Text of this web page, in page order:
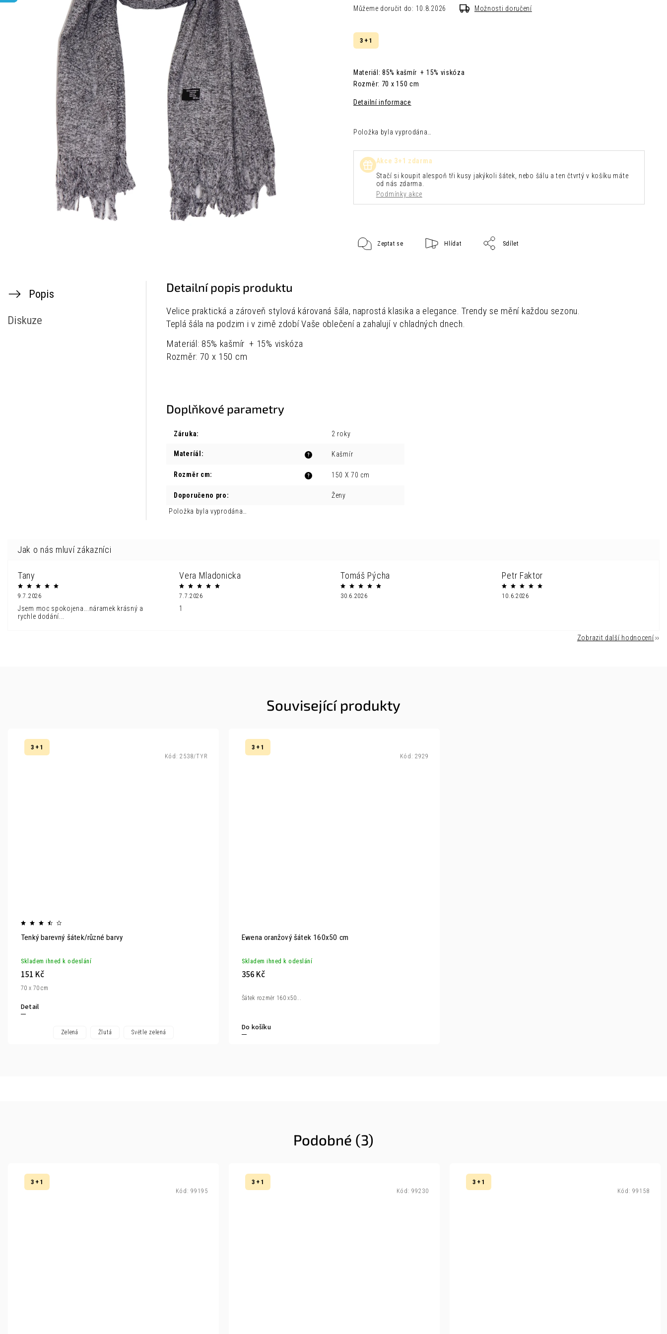
3 + 1
Materiál: 85% kašmír + 15% viskóza
Rozměr: 70 x 150 cm
Detailní informace
Položka byla vyprodána…
Můžeme doručit do: 10.8.2026 Možnosti doručení
Akce 3+1 zdarma
Stačí si koupit alespoň tři kusy jakýkoli šátek, nebo šálu a ten čtvrtý v košíku máte
od nás zdarma.
Podmínky akce
Zeptat se Hlídat Sdílet
Popis
Diskuze
Detailní popis produktu
Velice praktická a zároveň stylová károvaná šála, naprostá klasika a elegance. Trendy se mění každou sezonu.
Teplá šála na podzim i v zimě zdobí Vaše oblečení a zahalují v chladných dnech.
Materiál: 85% kašmír + 15% viskóza
Rozměr: 70 x 150 cm
Doplňkové parametry
Záruka: 2 roky
?
Materíál : Kašmír
?
Rozměr cm: 150 X 70 cm
Doporučeno pro:
Ženy
Položka byla vyprodána…
Tany
9.7.2026
Jsem moc spokojena...náramek krásný a
rychle dodání...
Vera Mladonicka
7.7.2026
1
Tomáš Pýcha
30.6.2026
Petr Faktor
10.6.2026
Zobrazit další hodnocení
Související produkty
3 + 1
Tenký barevný šátek/různé barvy
Skladem ihned k odeslání
151 Kč
Detail
70 x 70 cm
Zelená Žlutá Světle zelená
Kód: 2538/TYR
3 + 1
Ewena oranžový šátek 160x50 cm
Skladem ihned k odeslání
356 Kč
Do košíku
Šátek rozměr 160 x50...
Kód: 2929
Podobné (3)
3 + 1
Kód: 99195
3 + 1
Kód: 99230
3 + 1
Kód: 99158